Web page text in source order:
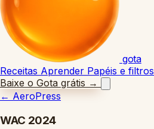
gota
Receitas Aprender Papéis e filtros
Baixe o Gota grátis →
← AeroPress
WAC 2024